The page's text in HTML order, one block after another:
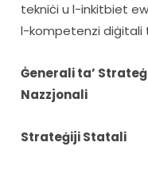
tekniċi u l-inkitbiet
l-kompetenzi diġitali
Ġenerali ta’
Nazzjonali
Strateġiji Statali